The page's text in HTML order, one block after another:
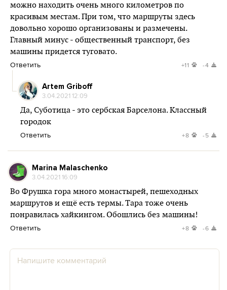
можно находить очень много километров по
красивым местам. При том, что маршруты здесь
довольно хорошо организованы и размечены.
Главный минус - общественный транспорт, без
машины придется туговато.
Ответить +11 -4
Artem Griboff
3.04.2021 12:09
Да, Суботица - это сербская Барселона. Классный
городок
Ответить +8 -5
Marina Malaschenko
3.04.2021 16:09
Во Фрушка гора много монастырей, пешеходных
маршрутов и ещё есть термы. Тара тоже очень
понравилась хайкингом. Обошлись без машины!
Ответить +8 -6